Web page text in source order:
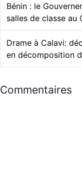
Bénin : le
salles de classe au
Drame à Calavi:
en décomposition
Commentaires